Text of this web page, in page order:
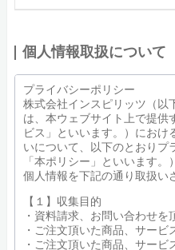
個人情報取扱について
プライバシーポリシー
株式会社インスピリッツ（以
は、本ウェブサイト上で提供
ビス」といいます。）におけ
いについて、以下のとおりプ
「本ポリシー」といいます。
個人情報を下記の通り取扱い
【１】収集目的
・資料請求、お問い合わせ
・ご注文頂いた商品、サービ
・ご注文頂いた商品、サービ